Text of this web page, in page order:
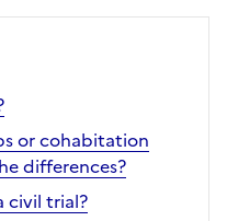
or cohabitation
differences?
civil trial?